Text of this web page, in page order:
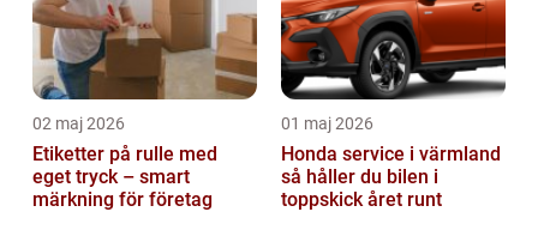
02 maj 2026
Etiketter på rulle med
eget tryck – smart
märkning för företag
01 maj 2026
Honda service i värmland
så håller du bilen i
toppskick året runt